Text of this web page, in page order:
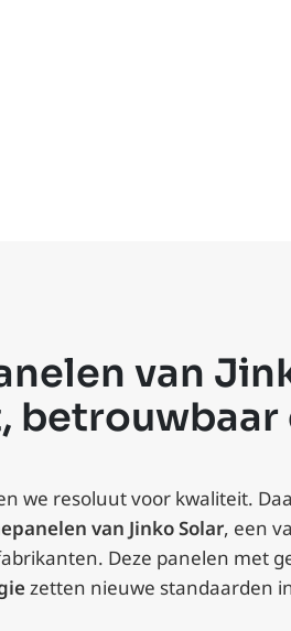
van
we resoluut voor kwaliteit.
van Jinko Solar, een
Deze panelen met
zetten nieuwe standaarden